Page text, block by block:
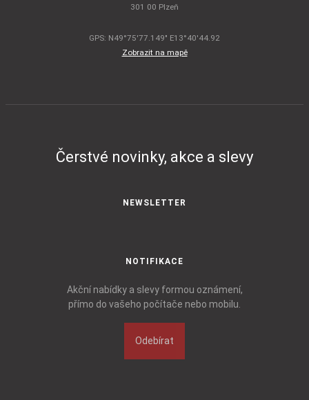
301 00 Plzeň
GPS: N49°75'77.149" E13°40'44.92
Zobrazit na mapě
Čerstvé novinky, akce a slevy
NEWSLETTER
NOTIFIKACE
Akční nabídky a slevy formou oznámení,
přímo do vašeho počítače nebo mobilu.
Odebírat